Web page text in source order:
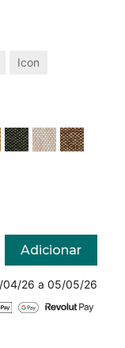
Icon
Adicionar
04/26 a 05/05/26